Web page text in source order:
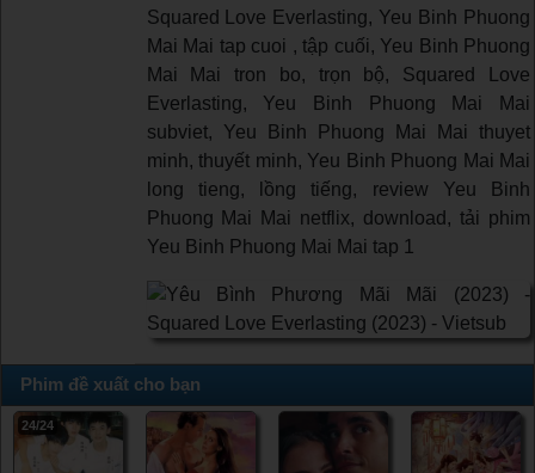
Squared Love Everlasting, Yeu Binh Phuong
Mai Mai tap cuoi , tập cuối, Yeu Binh Phuong
Mai Mai tron bo, trọn bộ, Squared Love
Everlasting, Yeu Binh Phuong Mai Mai
subviet, Yeu Binh Phuong Mai Mai thuyet
minh, thuyết minh, Yeu Binh Phuong Mai Mai
long tieng, lồng tiếng, review Yeu Binh
Phuong Mai Mai netflix, download, tải phim
Yeu Binh Phuong Mai Mai tap 1
Phim đề xuất cho bạn
24/24